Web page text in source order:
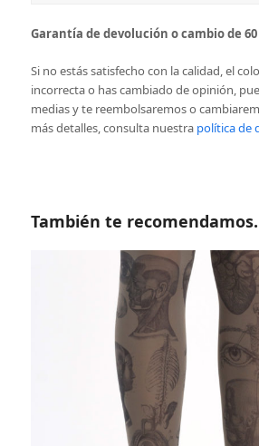
Garantía de devolución o cambio de 60
Si no estás satisfecho con la calidad, el
incorrecta o has cambiado de opinión,
medias y te reembolsaremos o
más detalles, consulta nuestra política de
También te